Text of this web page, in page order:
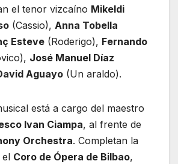
el tenor vizcaíno Mikeldi
(Cassio), Anna Tobella
Esteve (Roderigo), Fernando
José Manuel Díaz
Aguayo (Un araldo).
está a cargo del maestro
Ivan Ciampa, al frente de
Orchestra. Completan la
el Coro de Ópera de Bilbao,